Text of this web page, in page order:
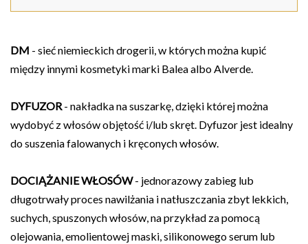
DM - sieć niemieckich drogerii, w których można kupić
między innymi kosmetyki marki Balea albo Alverde.
DYFUZOR- nakładka na suszarkę, dzięki której można
wydobyć z włosów objętość i/lub skręt. Dyfuzor jest idealny
do suszenia falowanych i kręconych włosów.
DOCIĄŻANIE WŁOSÓW- jednorazowy zabieg lub
długotrwały proces nawilżania i natłuszczania zbyt lekkich,
suchych, spuszonych włosów, na przykład za pomocą
olejowania, emolientowej maski, silikonowego serum lub